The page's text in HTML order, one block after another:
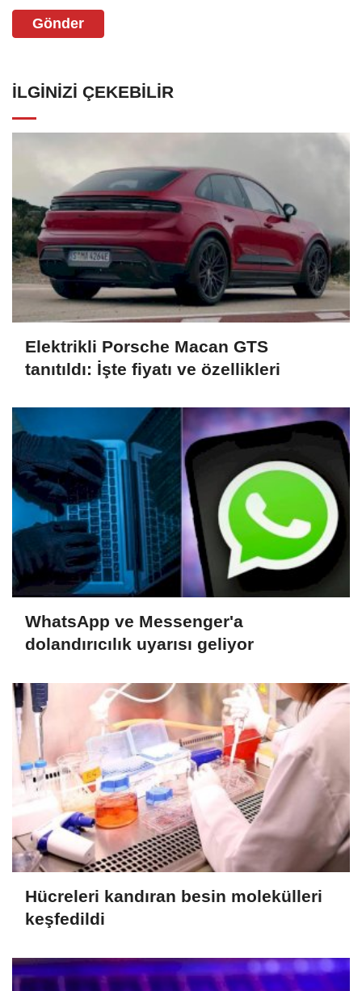
Gönder
İLGINIZI ÇEKEBILIR
Elektrikli Porsche Macan GTS
tanıtıldı: İşte fiyatı ve özellikleri
WhatsApp ve Messenger'a
dolandırıcılık uyarısı geliyor
Hücreleri kandıran besin molekülleri
keşfedildi